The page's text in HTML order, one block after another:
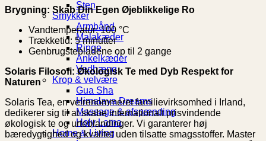
Sten
Smykker
Armbånd
Malakæder
Ringe
Ankelkæder
Vedhæng
Krop & velvære
Gua Sha
Himalaya Dreams
Massage & afspænding
Holy Lama
Home & Living
Brygning: Skab Din Egen Øjeblikkelige Ro
Vandtemperatur: 100 °C
Trækketid: 5 minutter
Genbrugstebladene op til 2 gange
Solaris Filosofi: Økologisk Te med Dyb Respekt for
Naturen
Solaris Tea, en velrenommeret familievirksomhed i Irland,
dedikerer sig til at skabe internationalt prisvindende
økologisk te og urteblandinger. Vi garanterer høj
bæredygtighed og kvalitet uden tilsatte smagsstoffer. Master